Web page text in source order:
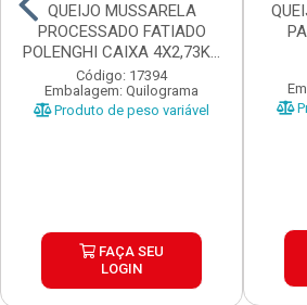
QUEIJO MUSSARELA
PROCESSADO FATIADO
POLENGHI CAIXA 4X2,73KG
...
Código: 17394
Embalagem: Quilograma
Produto de peso variável
FAÇA SEU
LOGIN